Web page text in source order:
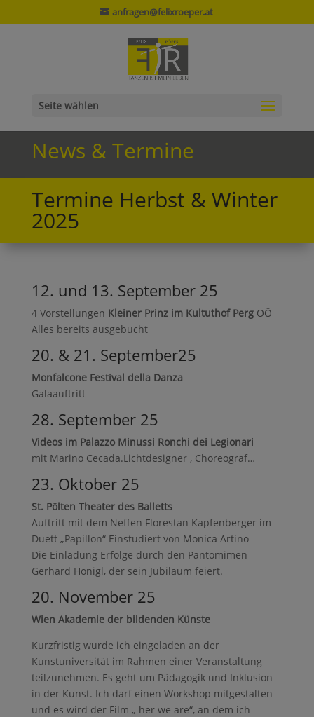
anfragen@felixroeper.at
Seite wählen
News & Termine
Termine Herbst & Winter
2025
12. und 13. September 25
4 Vorstellungen Kleiner Prinz im Kultuthof PergOÖ
Alles bereits ausgebucht
20. & 21. September25
Monfalcone Festival della Danza
Galaauftritt
28. September 25
Videos im Palazzo Minussi Ronchi dei Legionari
mit Marino Cecada.Lichtdesigner , Choreograf…
23. Oktober 25
St. Pölten Theater des Balletts
Auftritt mit dem Neffen Florestan Kapfenberger im
Duett „Papillon“ Einstudiert von Monica Artino
Die Einladung Erfolge durch den Pantomimen
Gerhard Hönigl, der sein Jubiläum feiert.
20. November 25
Wien Akademie der bildenden Künste
Kurzfristig wurde ich eingeladen an der
Kunstuniversität im Rahmen einer Veranstaltung
teilzunehmen. Es geht um Pädagogik und Inklusion
in der Kunst. Ich darf einen Workshop mitgestalten
und es wird der Film „ her we are“, an dem ich